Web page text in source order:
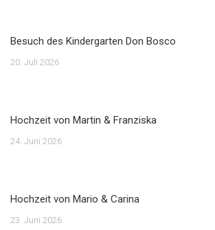
Besuch des Kindergarten Don Bosco
20. Juli 2026
Hochzeit von Martin & Franziska
24. Juni 2026
Hochzeit von Mario & Carina
23. Juni 2026